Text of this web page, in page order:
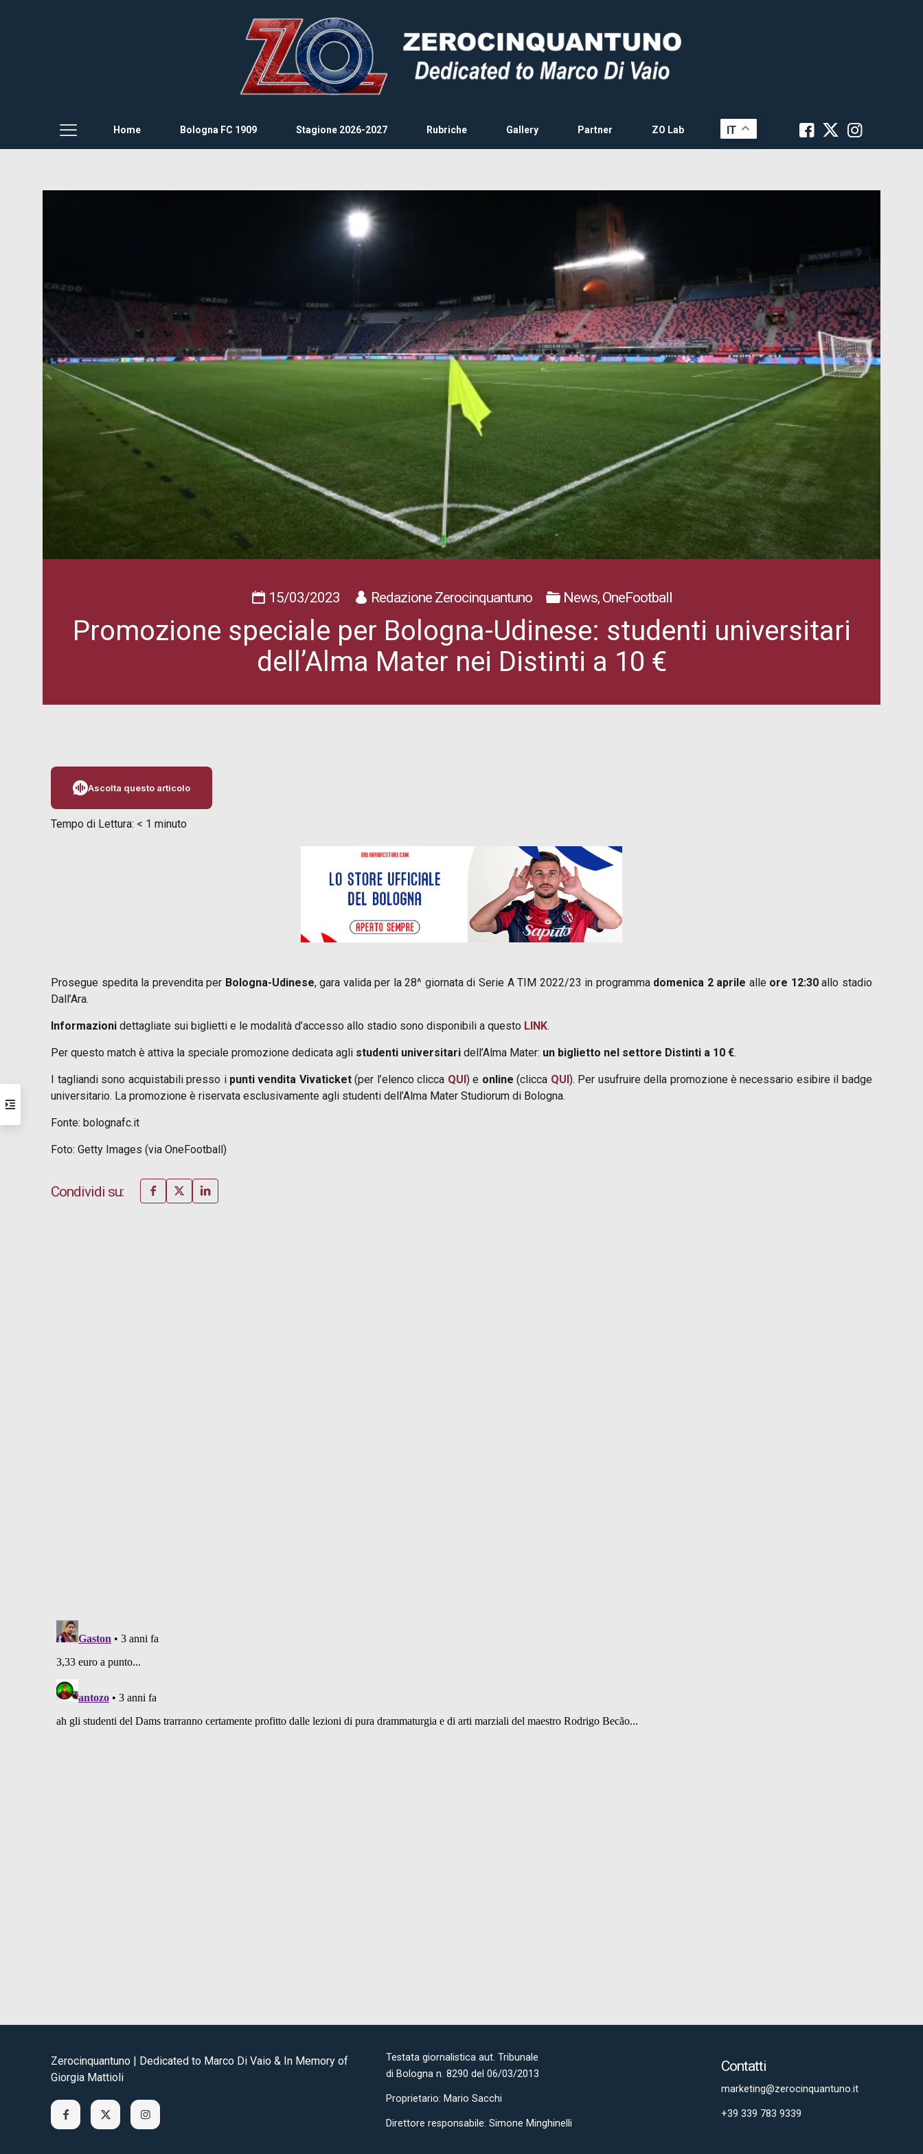
Home Bologna FC 1909 Stagione 2026-2027 Rubriche Gallery Partner ZO Lab IT
15/03/2023 Redazione Zerocinquantuno News, OneFootball
Promozione speciale per Bologna-Udinese: studenti universitari
dell’Alma Mater nei Distinti a 10 €
Ascolta questo articolo
Tempo di Lettura: < 1 minuto
Prosegue spedita la prevendita per Bologna-Udinese, gara valida per la 28^ giornata di Serie A TIM 2022/23 in programma domenica 2 aprile alle ore 12:30allo stadio
Dall’Ara.
Informazioni dettagliate sui biglietti e le modalità d’accesso allo stadio sono disponibili a questo LINK.
Per questo match è attiva la speciale promozione dedicata agli studenti universitari dell’Alma Mater: un biglietto nel settore Distinti a 10 €.
I tagliandi sono acquistabili presso i punti vendita Vivaticket(per l’elenco clicca QUI) e online (clicca QUI). Per usufruire della promozione è necessario esibire il badge
universitario. La promozione è riservata esclusivamente agli studenti dell’Alma Mater Studiorum di Bologna.
Fonte: bolognafc.it
Foto: Getty Images (via OneFootball)
Condividi su:
Zerocinquantuno | Dedicated to Marco Di Vaio & In Memory of
Giorgia Mattioli
Testata giornalistica aut. Tribunale
di Bologna n. 8290 del 06/03/2013
Proprietario: Mario Sacchi
Direttore responsabile: Simone Minghinelli
Contatti
marketing@zerocinquantuno.it
+39 339 783 9339